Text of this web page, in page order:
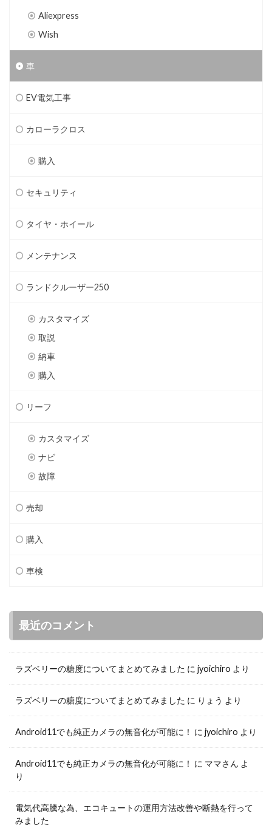
Aliexpress
Wish
車
EV電気工事
カローラクロス
購入
セキュリティ
タイヤ・ホイール
メンテナンス
ランドクルーザー250
カスタマイズ
取説
納車
購入
リーフ
カスタマイズ
ナビ
故障
売却
購入
車検
最近のコメント
ラズベリーの糖度についてまとめてみました に jyoichiro より
ラズベリーの糖度についてまとめてみました に りょう より
Android11でも純正カメラの無音化が可能に！ に jyoichiro より
Android11でも純正カメラの無音化が可能に！ に ママさん よ
り
電気代高騰な為、エコキュートの運用方法改善や断熱を行って
みました